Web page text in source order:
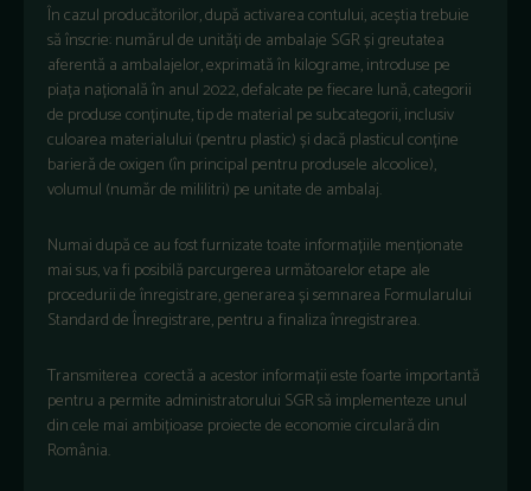
În cazul producătorilor, după activarea contului, aceștia trebuie
să înscrie: numărul de unități de ambalaje SGR și greutatea
aferentă a ambalajelor, exprimată în kilograme, introduse pe
piața națională în anul 2022, defalcate pe fiecare lună, categorii
de produse conținute, tip de material pe subcategorii, inclusiv
culoarea materialului (pentru plastic) și dacă plasticul conține
barieră de oxigen (în principal pentru produsele alcoolice),
volumul (număr de mililitri) pe unitate de ambalaj.
Numai după ce au fost furnizate toate informațiile menționate
mai sus, va fi posibilă parcurgerea următoarelor etape ale
procedurii de înregistrare, generarea și semnarea Formularului
Standard de Înregistrare, pentru a finaliza înregistrarea.
Transmiterea corectă a acestor informații este foarte importantă
pentru a permite administratorului SGR să implementeze unul
din cele mai ambițioase proiecte de economie circulară din
România.